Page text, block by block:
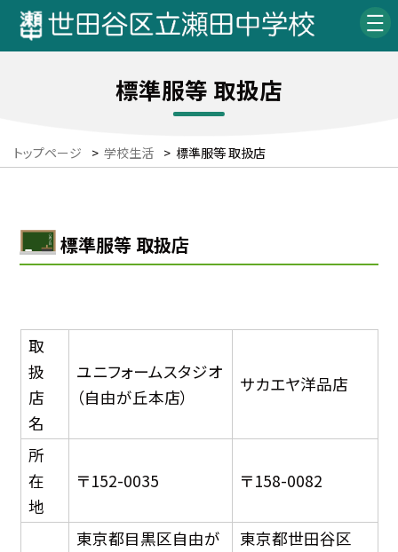
標準服等 取扱店
トップページ > 学校生活 > 標準服等 取扱店
標準服等 取扱店
取
扱
店
名
ユニフォームスタジオ
（自由が丘本店）
サカエヤ洋品店
所
在
地
〒152-0035 〒158-0082
東京都目黒区自由が
東京都世田谷区